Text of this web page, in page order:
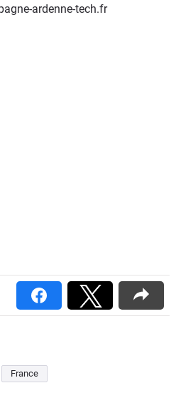
ardenne-tech.fr
France